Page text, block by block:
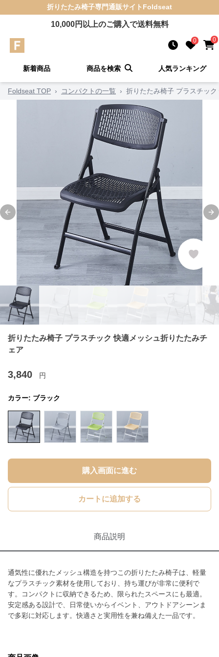
折りたたみ椅子専門通販サイト Foldseat
10,000円以上のご購入で送料無料
0 0
新着商品 商品を検索 人気ランキング
Foldseat TOP › コンパクトの一覧 › 折りたたみ椅子 プラスチッ
Previous slide
折りたたみ椅子 プラスチック 快適メッシュ折りたたみチ
ェア
3,840 円
カラー: ブラック
購入画面に進む
カートに追加する
商品説明
通気性に優れたメッシュ構造を持つこの折りたたみ椅子は、軽量
なプラスチック素材を使用しており、持ち運びが非常に便利で
す。コンパクトに収納できるため、限られたスペースにも最適。
安定感ある設計で、日常使いからイベント、アウトドアシーンま
で多彩に対応します。快適さと実用性を兼ね備えた一品です。